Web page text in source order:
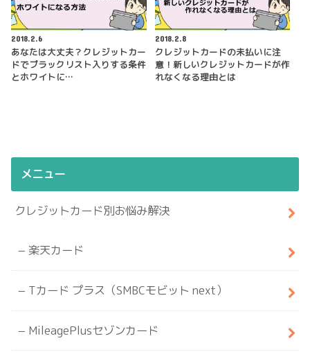
2018.2.6
あなたは大丈夫？クレジットカー
ドでブラックリスト入りする条件
とホワイトに…
2018.2.8
クレジットカードの未払いに注
意！新しいクレジットカードが作
れなくなる理由とは
メニュー
クレジットカード別お悩み解決
楽天カード
Tカード プラス（SMBCモビット next）
MileagePlusセゾンカード